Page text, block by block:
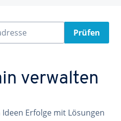
Prüfen
verwalten
Erfolge mit Lösungen